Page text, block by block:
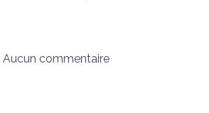
Aucun commentaire